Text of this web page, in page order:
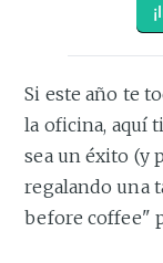
Si este año te
la oficina, aquí
sea un éxito (y
regalando una
before coffee"